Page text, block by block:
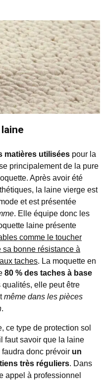
matières utilisées pour la
principalement de la pure
Après avoir été
la laine vierge est
et est présentée
. Elle équipe donc les
laine présente
comme le toucher
bonne résistance à
taches. La moquette en
80 % des taches à base
qualités, elle peut être
même dans les pièces
.
ce type de protection sol
faut savoir que la laine
donc prévoir un
très réguliers. Dans
appel à professionnel